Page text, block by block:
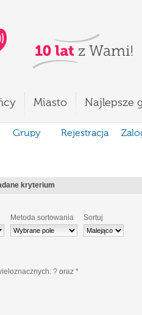
Miasto Najlepsze
Grupy Rejestracja
kryterium
Metoda sortowania Sortuj
? oraz *